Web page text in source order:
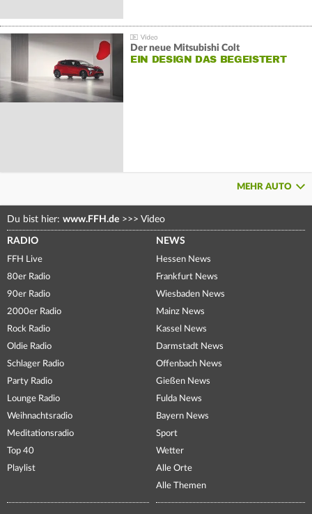
Der neue Mitsubishi Colt
EIN DESIGN DAS BEGEISTERT
MEHR AUTO
Du bist hier: www.FFH.de >>> Video
RADIO
FFH Live
80er Radio
90er Radio
2000er Radio
Rock Radio
Oldie Radio
Schlager Radio
Party Radio
Lounge Radio
Weihnachtsradio
Meditationsradio
Top 40
Playlist
NEWS
Hessen News
Frankfurt News
Wiesbaden News
Mainz News
Kassel News
Darmstadt News
Offenbach News
Gießen News
Fulda News
Bayern News
Sport
Wetter
Alle Orte
Alle Themen